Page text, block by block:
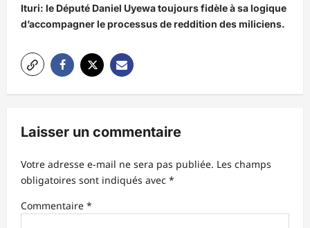
g
a
t
i
o
d
’
a
r
Ituri: le Député Daniel Uyewa toujours fidèle à sa logique
d’accompagner le processus de reddition des miliciens.
Laisser un commentaire
Votre adresse e-mail ne sera pas publiée. Les champs
obligatoires sont indiqués avec *
Commentaire *